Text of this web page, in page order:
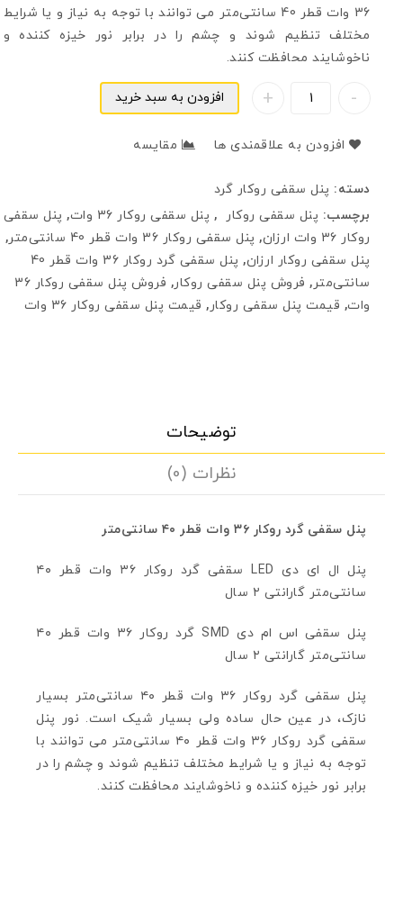
36 وات قطر 40 سانتی‌متر می توانند با توجه به نیاز و یا شرایط
مختلف تنظیم شوند و چشم را در برابر نور خیزه کننده و
ناخوشایند محافظت کنند.
افزودن به سبد خرید
افزودن به علاقمندی ها مقایسه
دسته: پنل سقفی روکار گرد
برچسب: پنل سقفی روکار , پنل سقفی روکار 36 وات , پنل سقفی
روکار 36 وات ارزان
, پنل سقفی روکار 36 وات قطر 40 سانتی‌متر
,
پنل سقفی روکار ارزان,
پنل سقفی گرد روکار 36 وات قطر 40
سانتی‌متر, فروش پنل سقفی روکار,
فروش پنل سقفی روکار 36
وات, قیمت پنل سقفی روکار, قیمت پنل سقفی روکار 36 وات
توضیحات
نظرات (0)
پنل سقفی گرد روکار ۳۶ وات قطر ۴۰ سانتی‌متر
پنل ال ای دی LED سقفی گرد روکار ۳۶ وات قطر ۴۰
سانتی‌متر گارانتی ۲ سال
پنل سقفی اس ام دی SMD گرد روکار ۳۶ وات قطر ۴۰
سانتی‌متر گارانتی ۲ سال
پنل سقفی گرد روکار ۳۶ وات قطر ۴۰ سانتی‌متر بسیار
نازک، در عین حال ساده ولی بسیار شیک است. نور پنل
سقفی گرد روکار ۳۶ وات قطر ۴۰ سانتی‌متر می توانند با
توجه به نیاز و یا شرایط مختلف تنظیم شوند و چشم را در
برابر نور خیزه کننده و ناخوشایند محافظت کنند.